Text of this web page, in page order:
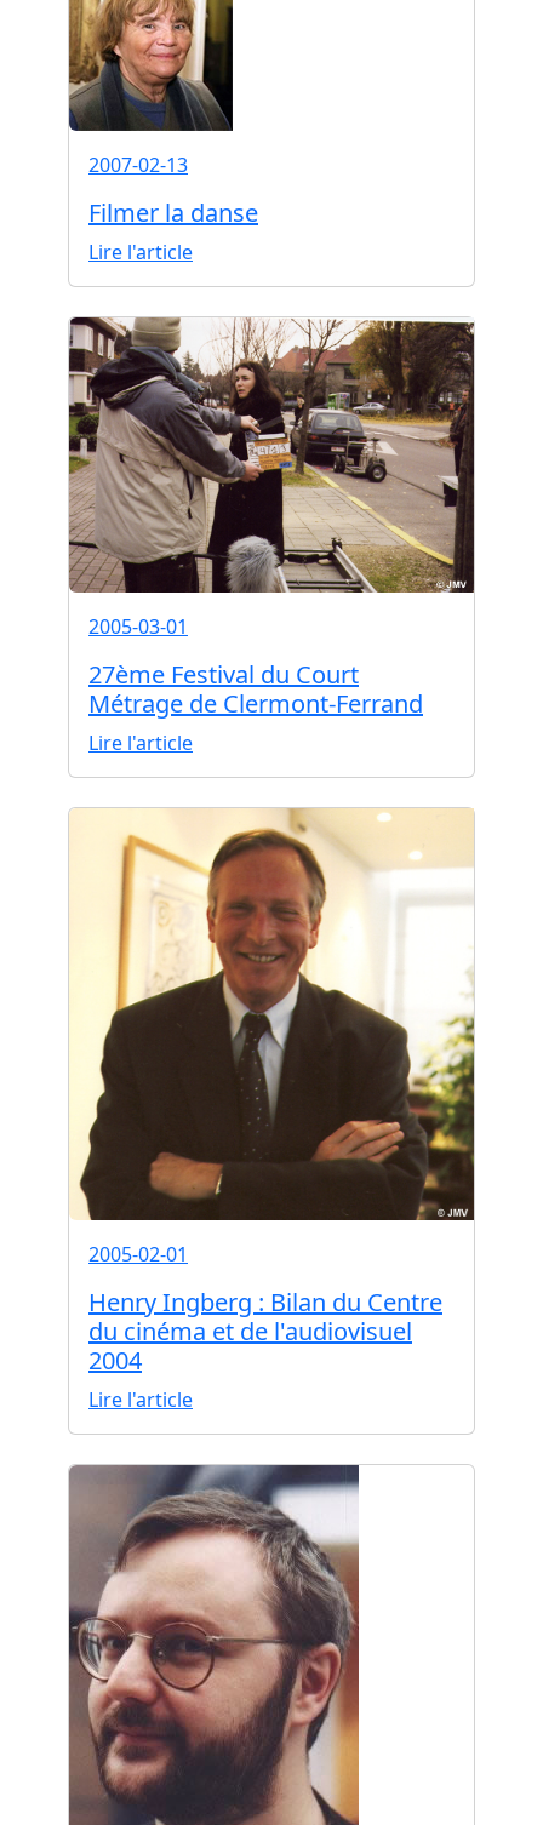
2007-02-13
Filmer la danse
Lire l'article
2005-03-01
27ème Festival du Court
Métrage de Clermont-Ferrand
Lire l'article
2005-02-01
Henry Ingberg : Bilan du Centre
du cinéma et de l'audiovisuel
2004
Lire l'article